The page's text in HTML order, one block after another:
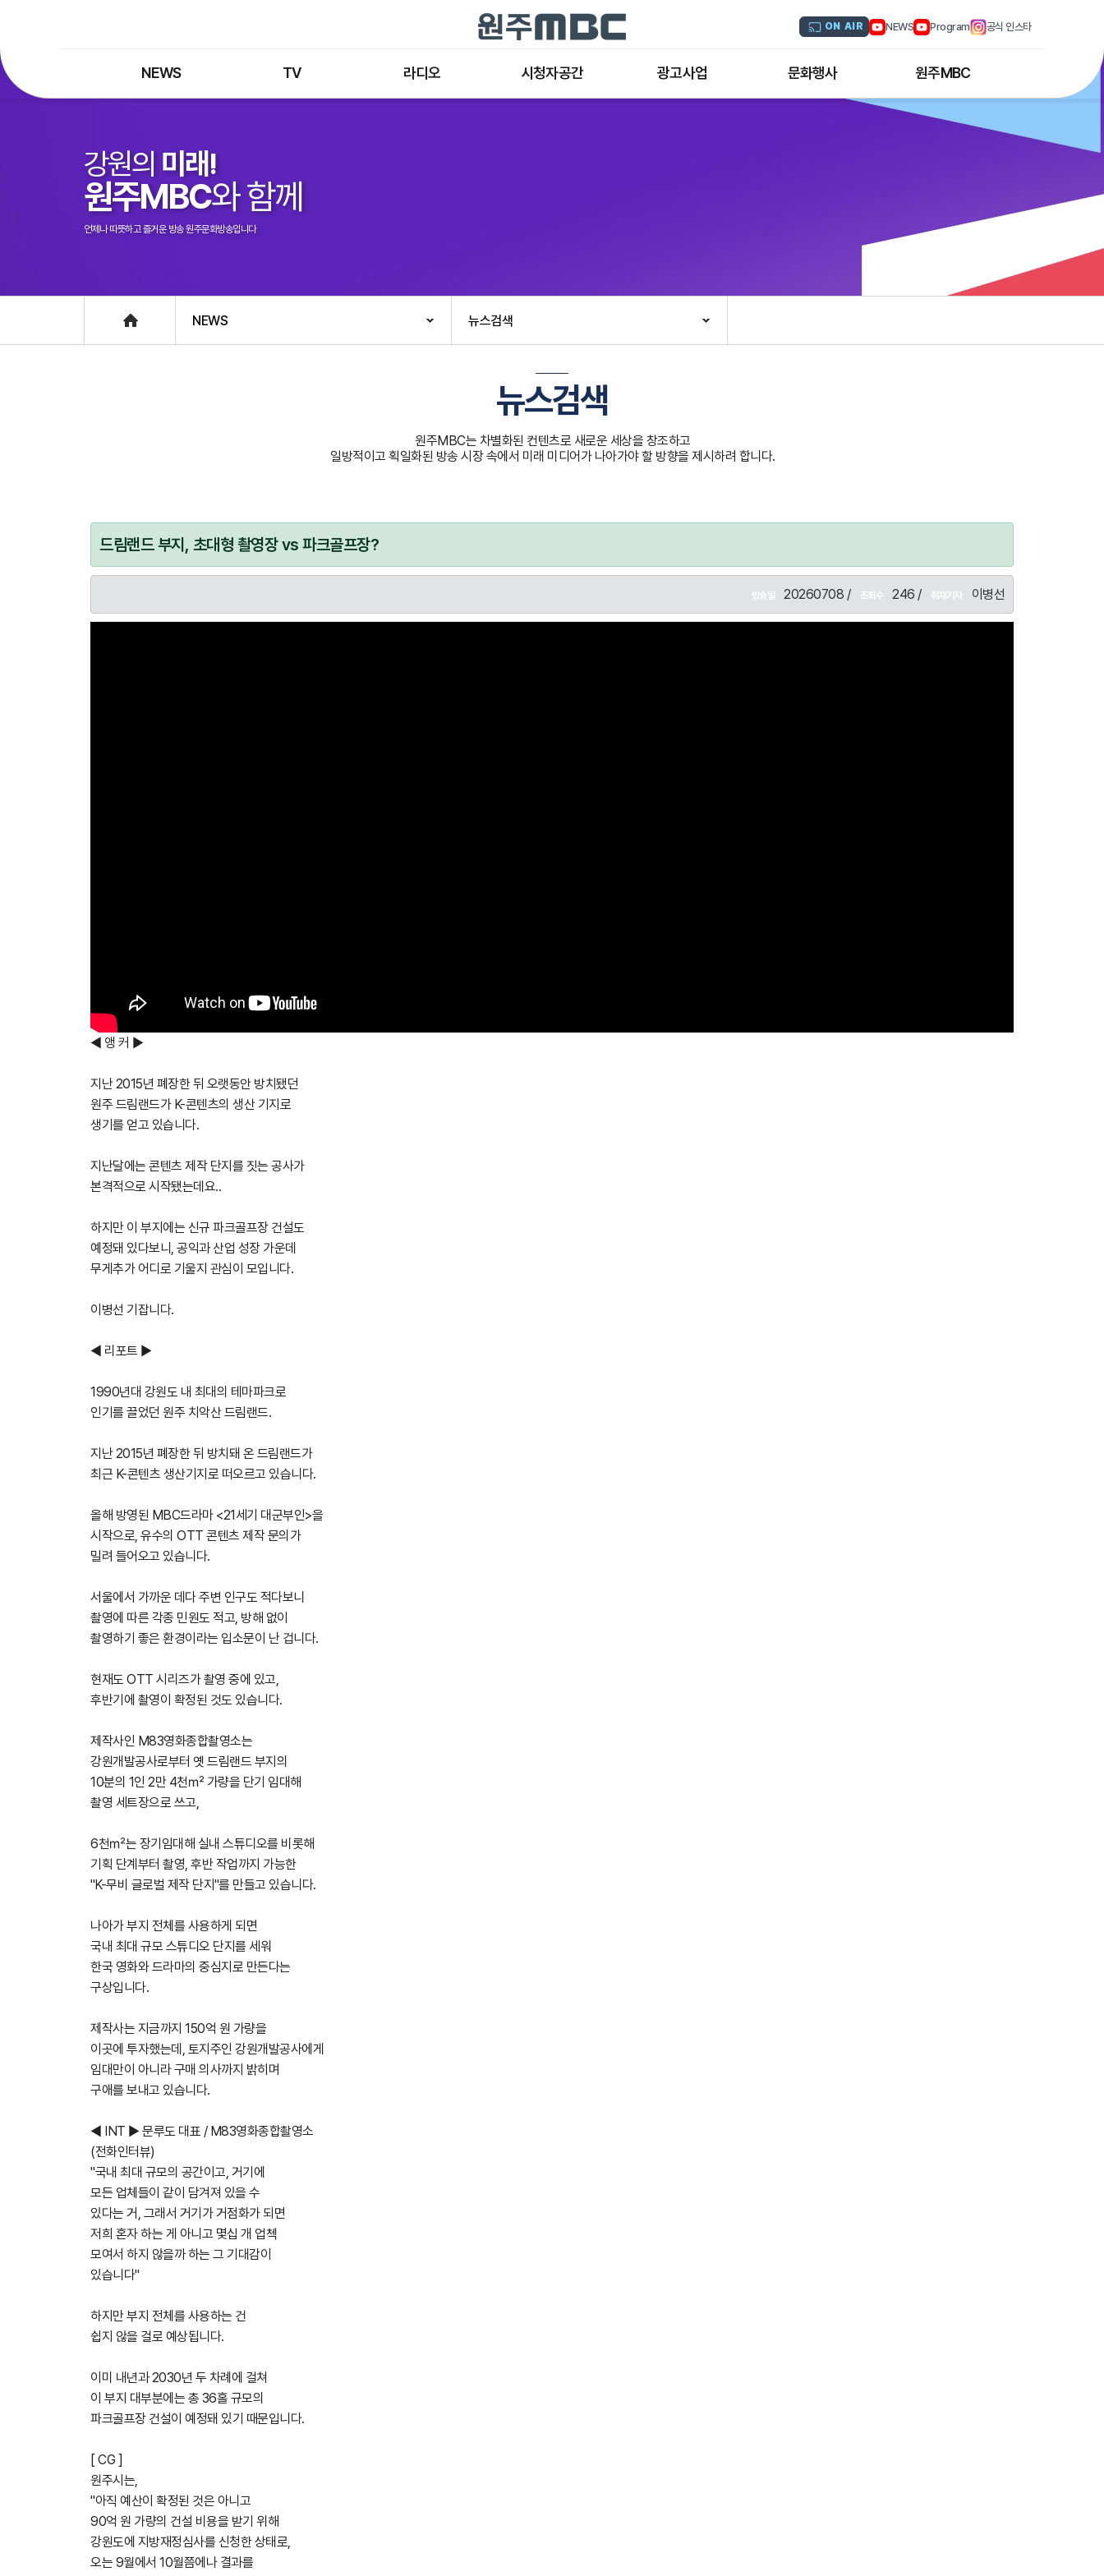
ON AIR NEWS Program 공식 인스타
NEWS
뉴스검색
제보는 MBC
정정·반론보도
TV
종영 프로그램
프로그램 구입안내
UHDTV 즐기는 방법
라디오 시청자공간 광고사업 문화행사 원주MBC
회사연혁
아나운서 소개
강원의 미래!
원주MBC와 함께
언제나 따뜻하고 즐거운 방송 원주문화방송입니다
NEWS 뉴스검색
뉴스검색
원주MBC는 차별화된 컨텐츠로 새로운 세상을 창조하고
일방적이고 획일화된 방송 시장 속에서 미래 미디어가 나아가야 할 방향을 제시하려 합니다.
드림랜드 부지, 초대형 촬영장 vs 파크골프장?
방송일 20260708 / 조회수 246 / 취재기자 이병선
◀ 앵 커 ▶
지난 2015년 폐장한 뒤 오랫동안 방치됐던
원주 드림랜드가 K-콘텐츠의 생산 기지로
생기를 얻고 있습니다.
지난달에는 콘텐츠 제작 단지를 짓는 공사가
본격적으로 시작됐는데요..
하지만 이 부지에는 신규 파크골프장 건설도
예정돼 있다보니, 공익과 산업 성장 가운데
무게추가 어디로 기울지 관심이 모입니다.
이병선 기잡니다.
◀ 리포트 ▶
1990년대 강원도 내 최대의 테마파크로
인기를 끌었던 원주 치악산 드림랜드.
지난 2015년 폐장한 뒤 방치돼 온 드림랜드가
최근 K-콘텐츠 생산기지로 떠오르고 있습니다.
올해 방영된 MBC드라마 <21세기 대군부인>을
시작으로, 유수의 OTT 콘텐츠 제작 문의가
밀려 들어오고 있습니다.
서울에서 가까운 데다 주변 인구도 적다보니
촬영에 따른 각종 민원도 적고, 방해 없이
촬영하기 좋은 환경이라는 입소문이 난 겁니다.
현재도 OTT 시리즈가 촬영 중에 있고,
후반기에 촬영이 확정된 것도 있습니다.
제작사인 M83영화종합촬영소는
강원개발공사로부터 옛 드림랜드 부지의
10분의 1인 2만 4천㎡ 가량을 단기 임대해
촬영 세트장으로 쓰고,
6천㎡는 장기임대해 실내 스튜디오를 비롯해
기획 단계부터 촬영, 후반 작업까지 가능한
''K-무비 글로벌 제작 단지''를 만들고 있습니다.
나아가 부지 전체를 사용하게 되면
국내 최대 규모 스튜디오 단지를 세워
한국 영화와 드라마의 중심지로 만든다는
구상입니다.
제작사는 지금까지 150억 원 가량을
이곳에 투자했는데, 토지주인 강원개발공사에게
임대만이 아니라 구매 의사까지 밝히며
구애를 보내고 있습니다.
◀ INT ▶ 문루도 대표 / M83영화종합촬영소
(전화인터뷰)
"국내 최대 규모의 공간이고, 거기에
모든 업체들이 같이 담겨져 있을 수
있다는 거, 그래서 거기가 거점화가 되면
저희 혼자 하는 게 아니고 몇십 개 업첵
모여서 하지 않을까 하는 그 기대감이
있습니다"
하지만 부지 전체를 사용하는 건
쉽지 않을 걸로 예상됩니다.
이미 내년과 2030년 두 차례에 걸쳐
이 부지 대부분에는 총 36홀 규모의
파크골프장 건설이 예정돼 있기 때문입니다.
[ CG ]
원주시는,
"아직 예산이 확정된 것은 아니고
90억 원 가량의 건설 비용을 받기 위해
강원도에 지방재정심사를 신청한 상태로,
오는 9월에서 10월쯤에나 결과를